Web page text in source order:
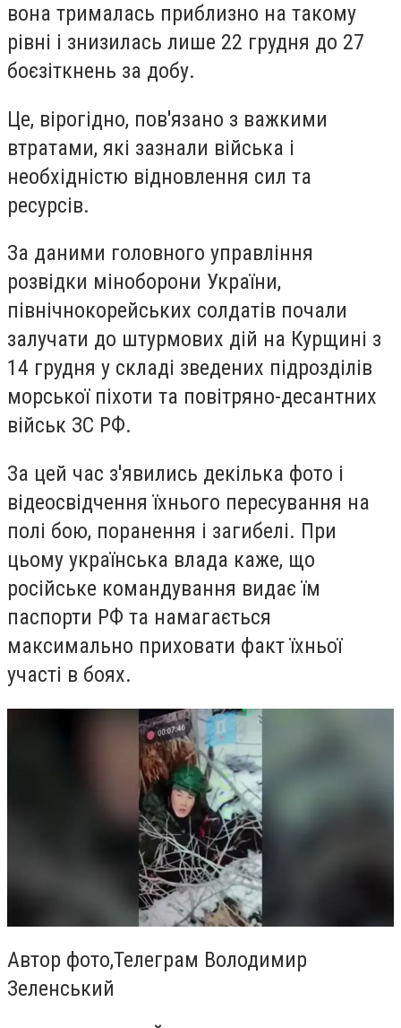
вона трималась приблизно на такому
рівні і знизилась лише 22 грудня до 27
боєзіткнень за добу.
Це, вірогідно, пов'язано з важкими
втратами, які зазнали війська і
необхідністю відновлення сил та
ресурсів.
За даними головного управління
розвідки міноборони України,
північнокорейських солдатів почали
залучати до штурмових дій на Курщині з
14 грудня у складі зведених підрозділів
морської піхоти та повітряно-десантних
військ ЗС РФ.
За цей час з'явились декілька фото і
відеосвідчення їхнього пересування на
полі бою, поранення і загибелі. При
цьому українська влада каже, що
російське командування видає їм
паспорти РФ та намагається
максимально приховати факт їхньої
участі в боях.
Автор фото,Телеграм Володимир
Зеленський